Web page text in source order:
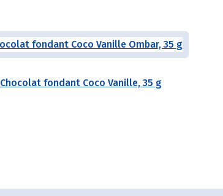
Chocolat fondant Coco Vanille, 35 g